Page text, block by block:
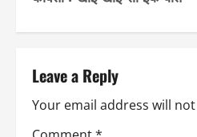
o
s
t
n
Leave a Reply
Your email address will